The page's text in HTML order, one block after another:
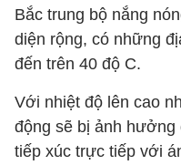
Bắc trung bộ nắng
diện rộng, có những
đến trên 40 độ C.
Với nhiệt độ lên cao
động sẽ bị ảnh hưởng
tiếp xúc trực tiếp với